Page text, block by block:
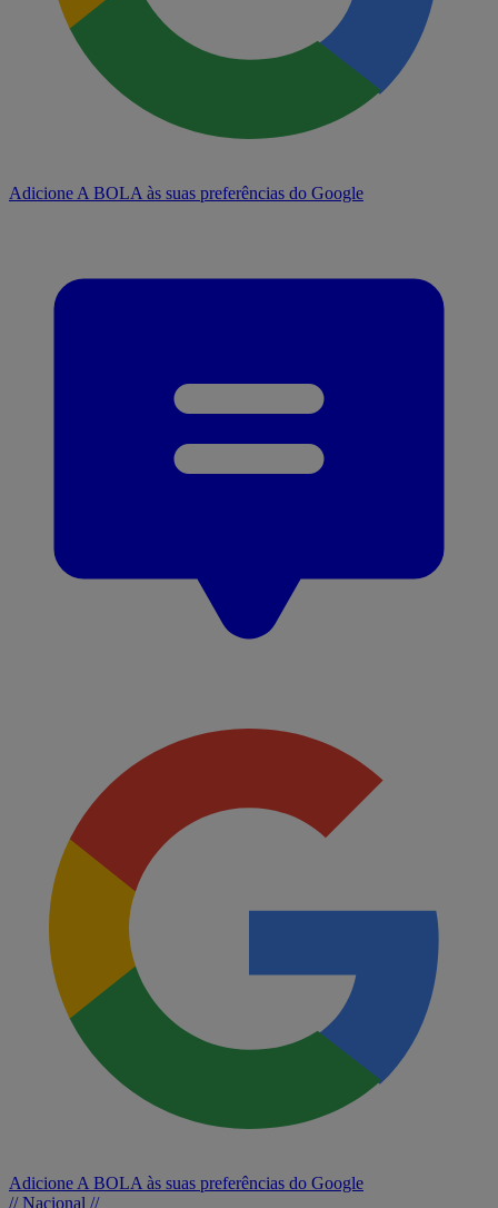
Adicione A BOLA às suas preferências do Google
Adicione A BOLA às suas preferências do Google
// Nacional //